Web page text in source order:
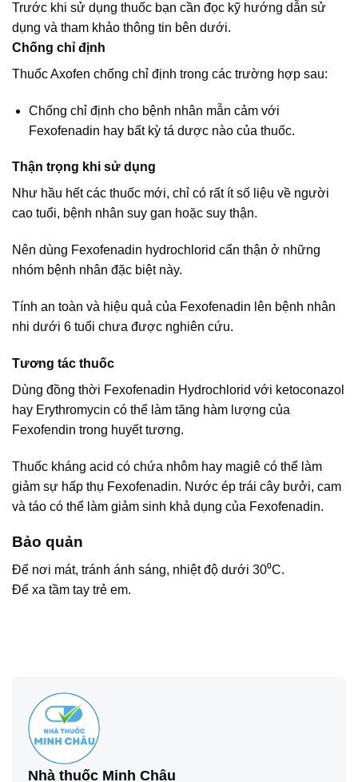
Trước khi sử dụng thuốc bạn cần đọc kỹ hướng dẫn sử
dụng và tham khảo thông tin bên dưới.
Chống chỉ định
Thuốc Axofen chống chỉ định trong các trường hợp sau:
Chống chỉ định cho bệnh nhân mẫn cảm với
Fexofenadin hay bất kỳ tá dược nào của thuốc.
Thận trọng khi sử dụng
Như hầu hết các thuốc mới, chỉ có rất ít số liệu về người
cao tuổi, bệnh nhân suy gan hoặc suy thận.
Nên dùng Fexofenadin hydrochlorid cẩn thận ở những
nhóm bệnh nhân đặc biệt này.
Tính an toàn và hiệu quả của Fexofenadin lên bệnh nhân
nhi dưới 6 tuổi chưa được nghiên cứu.
Tương tác thuốc
Dùng đồng thời Fexofenadin Hydrochlorid với ketoconazol
hay Erythromycin có thể làm tăng hàm lượng của
Fexofendin trong huyết tương.
Thuốc kháng acid có chứa nhôm hay magiê có thể làm
giảm sự hấp thụ Fexofenadin. Nước ép trái cây bưởi, cam
và táo có thể làm giảm sinh khả dụng của Fexofenadin.
Bảo quản
Để nơi mát, tránh ánh sáng, nhiệt độ dưới 30⁰C.
Để xa tầm tay trẻ em.
Nhà thuốc Minh Châu